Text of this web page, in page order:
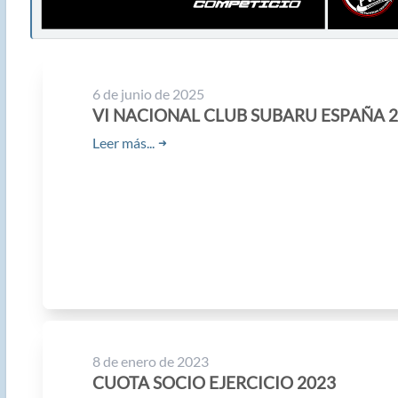
6 de junio de 2025
VI NACIONAL CLUB SUBARU ESPAÑA
Leer más... ➜
8 de enero de 2023
CUOTA SOCIO EJERCICIO 2023